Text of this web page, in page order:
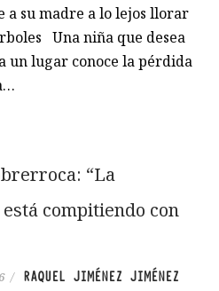
su madre a lo lejos llorar
Una niña que desea
un lugar conoce la pérdida
“La
compitiendo con
/ RAQUEL JIMÉNEZ JIMÉNEZ